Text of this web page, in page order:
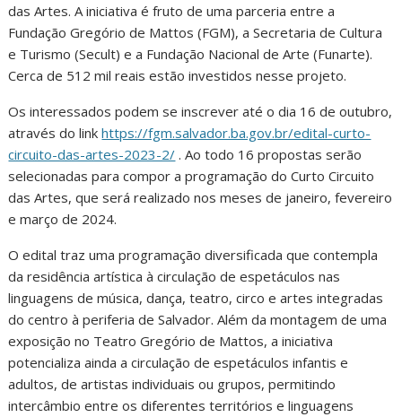
das Artes. A iniciativa é fruto de uma parceria entre a
Fundação Gregório de Mattos (FGM), a Secretaria de Cultura
e Turismo (Secult) e a Fundação Nacional de Arte (Funarte).
Cerca de 512 mil reais estão investidos nesse projeto.
Os interessados podem se inscrever até o dia 16 de outubro,
através do linkhttps://fgm.salvador.ba.gov.br/edital-curto-
circuito-das-artes-2023-2/ . Ao todo 16 propostas serão
selecionadas para compor a programação do Curto Circuito
das Artes, que será realizado nos meses de janeiro, fevereiro
e março de 2024.
O edital traz uma programação diversificada que contempla
da residência artística à circulação de espetáculos nas
linguagens de música, dança, teatro, circo e artes integradas
do centro à periferia de Salvador. Além da montagem de uma
exposição no Teatro Gregório de Mattos, a iniciativa
potencializa ainda a circulação de espetáculos infantis e
adultos, de artistas individuais ou grupos, permitindo
intercâmbio entre os diferentes territórios e linguagens